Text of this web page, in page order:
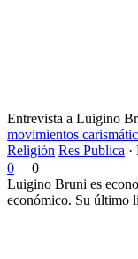
Entrevista a Luigino
movimientos
Religión Res Publica ·
0
0
Luigino Bruni es
económico. Su último